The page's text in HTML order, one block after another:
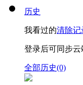
历史
我看过的清除记
登录后可同步云
全部历史(0)